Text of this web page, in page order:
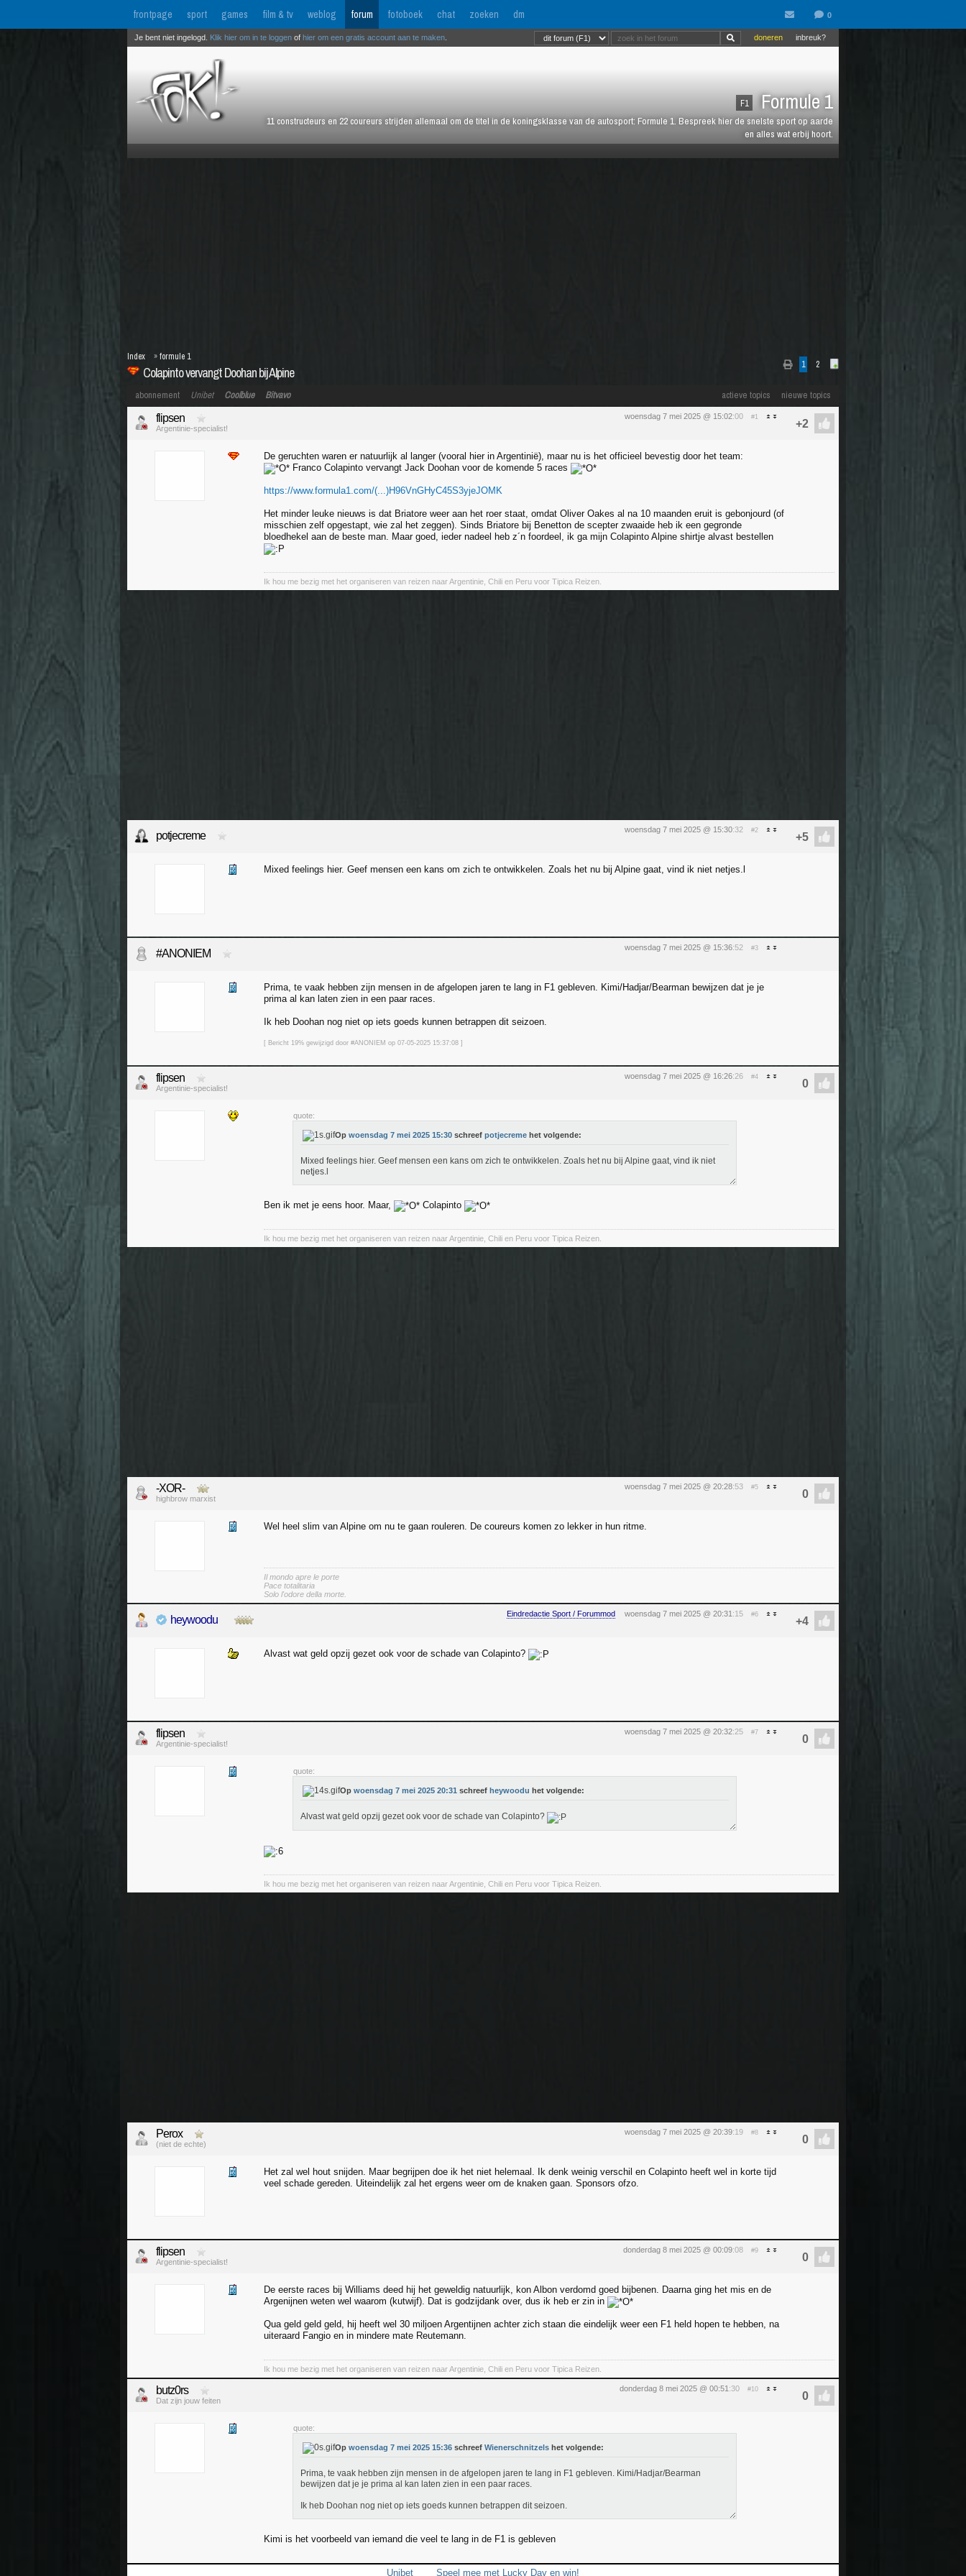
frontpage sport games film & tv weblog forum fotoboek chat zoeken dm
F1 Formule 1
11 constructeurs en 22 coureurs strijden allemaal om de titel in de koningsklasse van de autosport: Formule 1. Bespreek hier de snelste sport op aarde
en alles wat erbij hoort.
inbreuk?
doneren
Je bent niet ingelogd. Klik hier om in te loggen of hier om een gratis account aan te maken
1 2
Colapinto vervangt Doohan bij Alpine
Index »formule 1
actieve topics nieuwe topics
abonnement Unibet Coolblue Bitvavo
woensdag 7 mei 2025 @ 15:02:00 #1
flipsen
Argentinie-specialist!
De geruchten waren er natuurlijk al langer (vooral hier in Argentinië), maar nu is het officieel bevestig door het team:
Franco Colapinto vervangt Jack Doohan voor de komende 5 races
https://www.formula1.com/(...)H96VnGHyC45S3yjeJOMK
Het minder leuke nieuws is dat Briatore weer aan het roer staat, omdat Oliver Oakes al na 10 maanden eruit is gebonjourd (of
misschien zelf opgestapt, wie zal het zeggen). Sinds Briatore bij Benetton de scepter zwaaide heb ik een gegronde
bloedhekel aan de beste man. Maar goed, ieder nadeel heb z´n foordeel, ik ga mijn Colapinto Alpine shirtje alvast bestellen
Ik hou me bezig met het organiseren van reizen naar Argentinie, Chili en Peru voor Tipica Reizen.
woensdag 7 mei 2025 @ 15:30:32 #2
potjecreme
Mixed feelings hier. Geef mensen een kans om zich te ontwikkelen. Zoals het nu bij Alpine gaat, vind ik niet netjes.l
woensdag 7 mei 2025 @ 15:36:52 #3
#ANONIEM
Prima, te vaak hebben zijn mensen in de afgelopen jaren te lang in F1 gebleven. Kimi/Hadjar/Bearman bewijzen dat je je
prima al kan laten zien in een paar races.
Ik heb Doohan nog niet op iets goeds kunnen betrappen dit seizoen.
[ Bericht 19% gewijzigd door #ANONIEM op 07-05-2025 15:37:08 ]
woensdag 7 mei 2025 @ 16:26:26 #4
flipsen
Argentinie-specialist!
quote:
Op woensdag 7 mei 2025 15:30 schreef potjecreme het volgende:
Mixed feelings hier. Geef mensen een kans om zich te ontwikkelen. Zoals het nu bij Alpine gaat, vind ik niet
netjes.l
Ben ik met je eens hoor. Maar, Colapinto
Ik hou me bezig met het organiseren van reizen naar Argentinie, Chili en Peru voor Tipica Reizen.
woensdag 7 mei 2025 @ 20:28:53 #5
-XOR-
highbrow marxist
Wel heel slim van Alpine om nu te gaan rouleren. De coureurs komen zo lekker in hun ritme.
Il mondo apre le porte
Pace totalitaria
Solo l'odore della morte.
Eindredactie Sport / Forummod woensdag 7 mei 2025 @ 20:31 :15 #6
heywoodu
Alvast wat geld opzij gezet ook voor de schade van Colapinto?
woensdag 7 mei 2025 @ 20:32:25 #7
flipsen
Argentinie-specialist!
quote:
Op woensdag 7 mei 2025 20:31 schreef heywoodu het volgende:
Alvast wat geld opzij gezet ook voor de schade van Colapinto?
Ik hou me bezig met het organiseren van reizen naar Argentinie, Chili en Peru voor Tipica Reizen.
woensdag 7 mei 2025 @ 20:39:19 #8
Perox
(niet de echte)
Het zal wel hout snijden. Maar begrijpen doe ik het niet helemaal. Ik denk weinig verschil en Colapinto heeft wel in korte tijd
veel schade gereden. Uiteindelijk zal het ergens weer om de knaken gaan. Sponsors ofzo.
donderdag 8 mei 2025 @ 00:09:08 #9
flipsen
Argentinie-specialist!
De eerste races bij Williams deed hij het geweldig natuurlijk, kon Albon verdomd goed bijbenen. Daarna ging het mis en de
Argenijnen weten wel waarom (kutwijf). Dat is godzijdank over, dus ik heb er zin in
Qua geld geld geld, hij heeft wel 30 miljoen Argentijnen achter zich staan die eindelijk weer een F1 held hopen te hebben, na
uiteraard Fangio en in mindere mate Reutemann.
Ik hou me bezig met het organiseren van reizen naar Argentinie, Chili en Peru voor Tipica Reizen.
donderdag 8 mei 2025 @ 00:51 :30 #10
butz0rs
Dat zijn jouw feiten
quote:
Op woensdag 7 mei 2025 15:36 schreef Wienerschnitzels het volgende:
Prima, te vaak hebben zijn mensen in de afgelopen jaren te lang in F1 gebleven. Kimi/Hadjar/Bearman
bewijzen dat je je prima al kan laten zien in een paar races.
Ik heb Doohan nog niet op iets goeds kunnen betrappen dit seizoen.
Kimi is het voorbeeld van iemand die veel te lang in de F1 is gebleven
Unibet Speel mee met Lucky Day en win!